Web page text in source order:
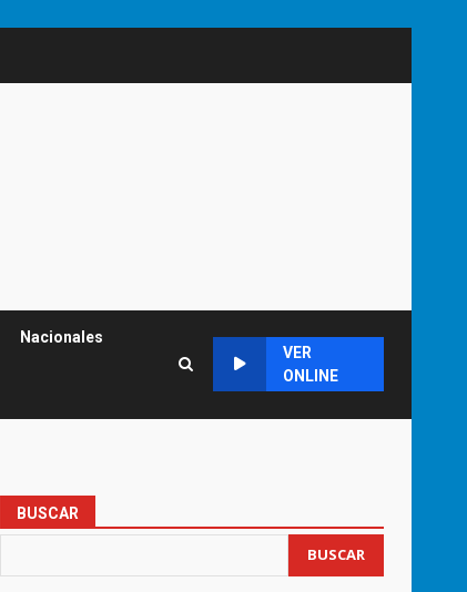
Nacionales
VER
ONLINE
BUSCAR
BUSCAR